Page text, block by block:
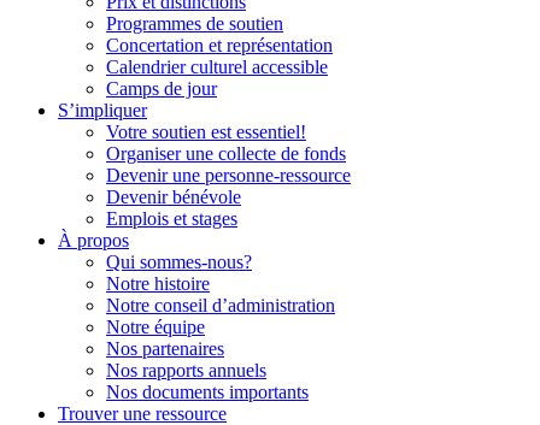
Programmes de soutien
Concertation et représentation
Calendrier culturel accessible
Camps de jour
S’impliquer
Votre soutien est essentiel!
Organiser une collecte de fonds
Devenir une personne-ressource
Devenir bénévole
Emplois et stages
À propos
Qui sommes-nous?
Notre histoire
Notre conseil d’administration
Notre équipe
Nos partenaires
Nos rapports annuels
Nos documents importants
Trouver une ressource